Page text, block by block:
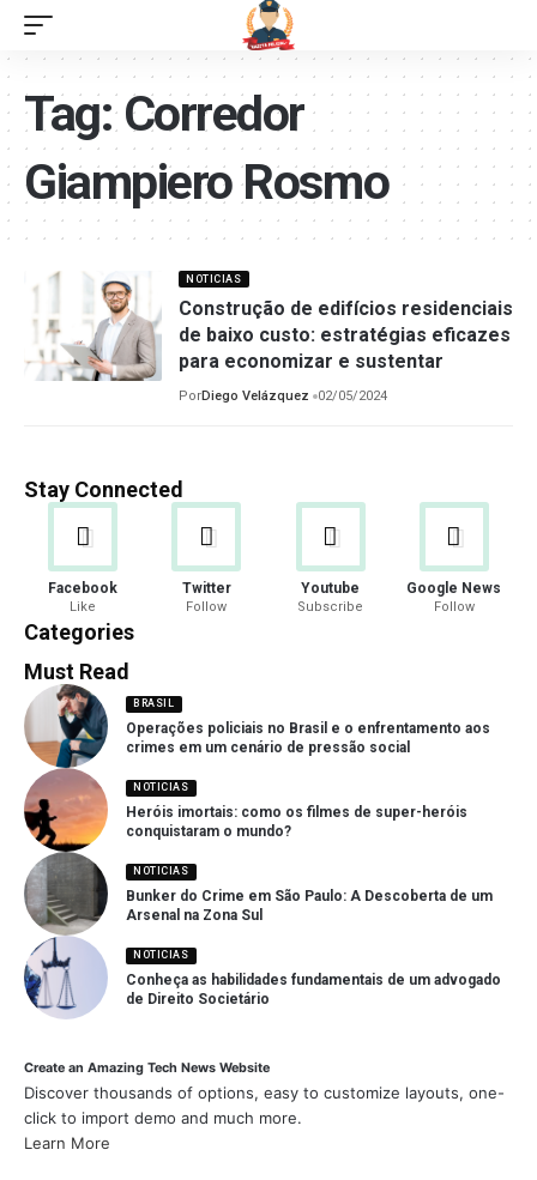
Tag:Corredor
Giampiero Rosmo
NOTICIAS
Construção de edifícios residenciais
de baixo custo: estratégias eficazes
para economizar e sustentar
PorDiego Velázquez 02/05/2024
Stay Connected
Facebook
Like
Twitter
Follow
Youtube
Subscribe
Google News
Follow
Categories
Must Read
BRASIL
Operações policiais no Brasil e o enfrentamento aos
crimes em um cenário de pressão social
NOTICIAS
Heróis imortais: como os filmes de super-heróis
conquistaram o mundo?
NOTICIAS
Bunker do Crime em São Paulo: A Descoberta de um
Arsenal na Zona Sul
NOTICIAS
Conheça as habilidades fundamentais de um advogado
de Direito Societário
Create an Amazing Tech News Website
Discover thousands of options, easy to customize layouts, one-
click to import demo and much more.
Learn More